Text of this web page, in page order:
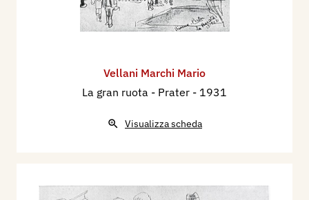
Vellani Marchi Mario
La gran ruota - Prater - 1931
Visualizza scheda